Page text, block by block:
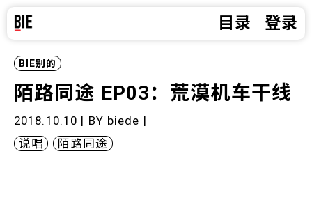
目录 登录
BIE别的
陌路同途 EP03：荒漠机车干线
2018.10.10 | BY biede |
说唱
陌路同途